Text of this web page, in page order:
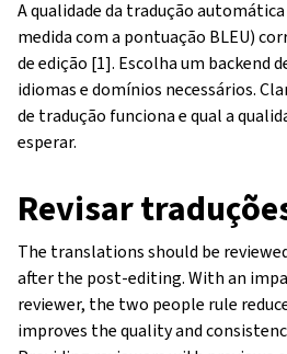
A qualidade da tradução
medida com a pontuação BLEU)
de edição [1]. Escolha um backend
idiomas e domínios necessários.
de tradução funciona e qual a
esperar.
Revisar
The translations should be
after the post-editing. With an
reviewer, the two people rule
improves the quality and